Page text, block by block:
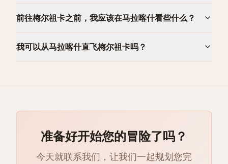
前往梅尔祖卡之前，我应该在马拉喀什看些什么？
我可以从马拉喀什直飞梅尔祖卡吗？
准备好开始您的冒险了吗？
今天就联系我们，让我们一起规划您完